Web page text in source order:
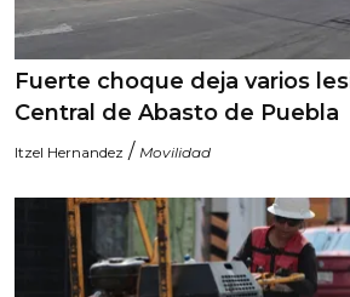
Fuerte choque deja varios
Central de Abasto de Puebla
Itzel Hernandez / Movilidad